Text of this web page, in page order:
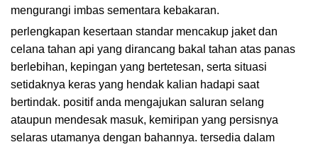
mengurangi imbas sementara kebakaran.
perlengkapan kesertaan standar mencakup jaket dan
celana tahan api yang dirancang bakal tahan atas panas
berlebihan, kepingan yang bertetesan, serta situasi
setidaknya keras yang hendak kalian hadapi saat
bertindak. positif anda mengajukan saluran selang
ataupun mendesak masuk, kemiripan yang persisnya
selaras utamanya dengan bahannya. tersedia dalam